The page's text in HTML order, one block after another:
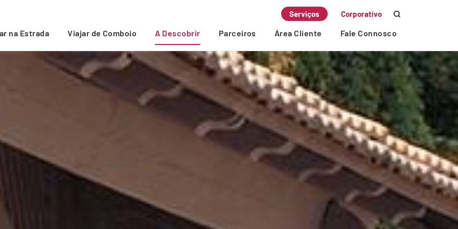
Serviços Corporativo
na Estrada Viajar de Comboio A Descobrir Parceiros Área Cliente Fale Connosco